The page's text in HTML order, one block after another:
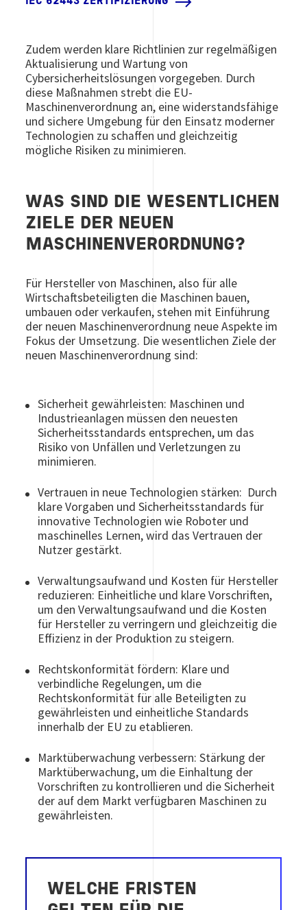
Zudem werden klare Richtlinien zur regelmäßigen
Aktualisierung und Wartung von
Cybersicherheitslösungen vorgegeben. Durch
diese Maßnahmen strebt die EU-
Maschinenverordnung an, eine widerstandsfähige
und sichere Umgebung für den Einsatz moderner
Technologien zu schaffen und gleichzeitig
mögliche Risiken zu minimieren.
WAS SIND DIE WESENTLICHEN
ZIELE DER NEUEN
MASCHINENVERORDNUNG?
Für Hersteller von Maschinen, also für alle
Wirtschaftsbeteiligten die Maschinen bauen,
umbauen oder verkaufen, stehen mit Einführung
der neuen Maschinenverordnung neue Aspekte im
Fokus der Umsetzung. Die wesentlichen Ziele der
neuen Maschinenverordnung sind:
Sicherheit gewährleisten: Maschinen und
Industrieanlagen müssen den neuesten
Sicherheitsstandards entsprechen, um das
Risiko von Unfällen und Verletzungen zu
minimieren.
Vertrauen in neue Technologien stärken: Durch
klare Vorgaben und Sicherheitsstandards für
innovative Technologien wie Roboter und
maschinelles Lernen, wird das Vertrauen der
Nutzer gestärkt.
Verwaltungsaufwand und Kosten für Hersteller
reduzieren: Einheitliche und klare Vorschriften,
um den Verwaltungsaufwand und die Kosten
für Hersteller zu verringern und gleichzeitig die
Effizienz in der Produktion zu steigern.
Rechtskonformität fördern: Klare und
verbindliche Regelungen, um die
Rechtskonformität für alle Beteiligten zu
gewährleisten und einheitliche Standards
innerhalb der EU zu etablieren.
Marktüberwachung verbessern: Stärkung der
Marktüberwachung, um die Einhaltung der
Vorschriften zu kontrollieren und die Sicherheit
der auf dem Markt verfügbaren Maschinen zu
gewährleisten.
WELCHE FRISTEN